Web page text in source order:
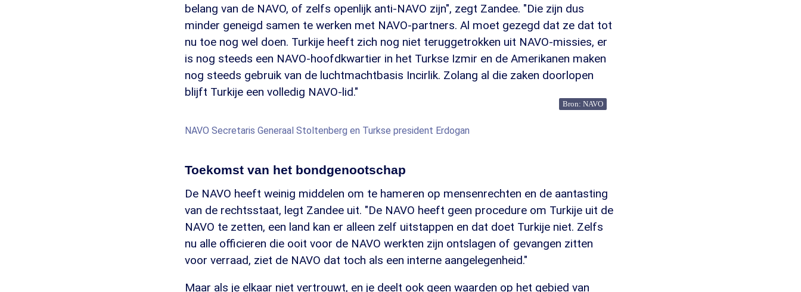
belang van de NAVO, of zelfs openlijk anti-NAVO zijn", zegt Zandee. "Die zijn dus
minder geneigd samen te werken met NAVO-partners. Al moet gezegd dat ze dat tot
nu toe nog wel doen. Turkije heeft zich nog niet teruggetrokken uit NAVO-missies, er
is nog steeds een NAVO-hoofdkwartier in het Turkse Izmir en de Amerikanen maken
nog steeds gebruik van de luchtmachtbasis Incirlik. Zolang al die zaken doorlopen
blijft Turkije een volledig NAVO-lid."
Bron: NAVO
NAVO Secretaris Generaal Stoltenberg en Turkse president Erdogan
Toekomst van het bondgenootschap
De NAVO heeft weinig middelen om te hameren op mensenrechten en de aantasting
van de rechtsstaat, legt Zandee uit. "De NAVO heeft geen procedure om Turkije uit de
NAVO te zetten, een land kan er alleen zelf uitstappen en dat doet Turkije niet. Zelfs
nu alle officieren die ooit voor de NAVO werkten zijn ontslagen of gevangen zitten
voor verraad, ziet de NAVO dat toch als een interne aangelegenheid."
Maar als je elkaar niet vertrouwt, en je deelt ook geen waarden op het gebied van